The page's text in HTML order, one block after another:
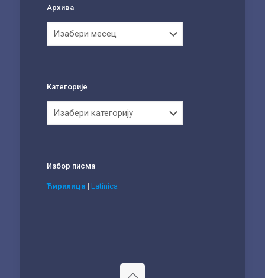
Архива
Категорије
Избор писма
Ћирилица | Latinica